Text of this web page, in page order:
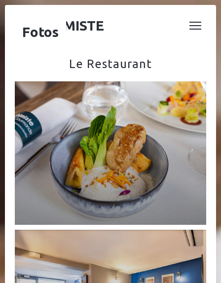
L’ALCHIMISTE
Fotos
Le Restaurant